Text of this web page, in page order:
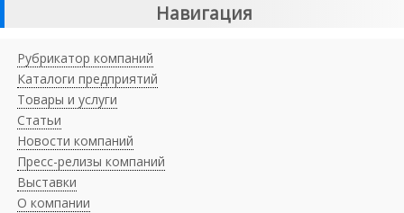
Навигация
Рубрикатор компаний
Каталоги предприятий
Товары и услуги
Статьи
Новости компаний
Пресс-релизы компаний
Выставки
О компании